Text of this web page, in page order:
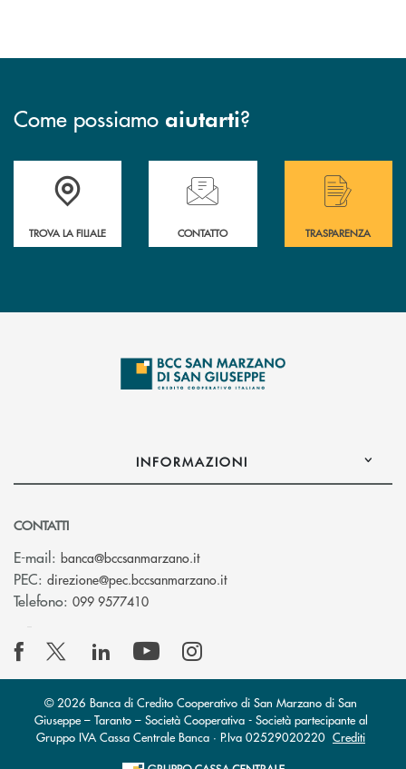
Come possiamo aiutarti?
Accedi all' elenco completo delle filiali di Bcc San Marzano.
TROVA LA FILIALE
Hai bisogno di assistenza immediata?
CONTATTO
Hai bisogno di
TRASPARENZA
INFORMAZIONI
CONTATTI
E-mail: banca@bccsanmarzano.it(si apre l’app di posta
PEC: direzione@pec.bccsanmarzano.it(si apre l’app di posta
Telefono: 099 9577410
© 2026 Banca di Credito Cooperativo di San Marzano di San
Giuseppe – Taranto – Società Cooperativa - Società partecipante al
Gruppo IVA Cassa Centrale Banca · P.Iva 02529020220 Crediti